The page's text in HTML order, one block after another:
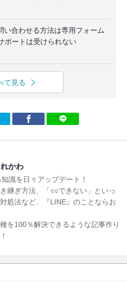
い合わせる方法は専用フォーム
ポートは受けられない
て見る
かわ
知識を日々アップデート！
継ぎ方法、「○○できない」といっ
処法など、『LINE』のことならお
を100％解決できるような記事作り